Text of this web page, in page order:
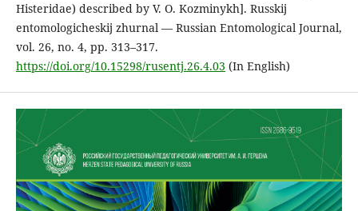
Histeridae) described by V. O. Kozminykh]. Russkij
entomologicheskij zhurnal — Russian Entomological Journal,
vol. 26, no. 4, pp. 313–317.
https://doi.org/10.15298/rusentj.26.4.03 (In English)